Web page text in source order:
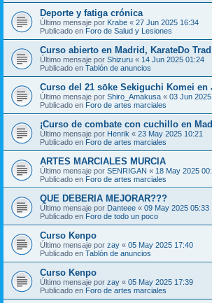
Deporte y fatiga crónica
Último mensaje por Krabe « 27 Jun 2025 16:34
Publicado en Foro de Salud y Lesiones
Curso abierto en Madrid, KarateDo
Último mensaje por Shizuru « 14 Jun 2025 01:24
Publicado en Tablón de anuncios
Curso del 21 sōke Sekiguchi Komei en
Último mensaje por Shiro_Amakusa « 03 Jun
Publicado en Foro de artes marciales
¡Curso de combate con cuchillo en
Último mensaje por Henrik « 23 May 2025 10:21
Publicado en Foro de artes marciales
ARTES MARCIALES MURCIA
Último mensaje por SENRIGAN « 18 May 2025
Publicado en Foro de artes marciales
QUE DEBERIA MEJORAR???
Último mensaje por Danteee « 09 May 2025 05:33
Publicado en Foro de todo un poco
Curso Kenpo
Último mensaje por zay « 05 May 2025 17:40
Publicado en Tablón de anuncios
Curso Kenpo
Último mensaje por zay « 05 May 2025 17:39
Publicado en Foro de artes marciales